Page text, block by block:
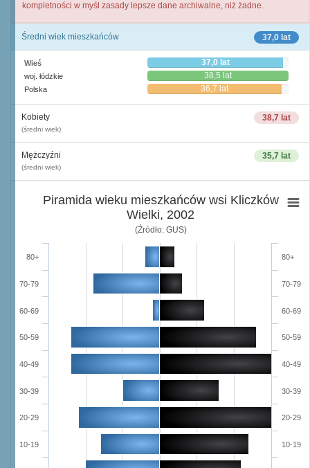
kompletności w myśl zasady lepsze dane archiwalne, niż żadne.
37,0 lat
Średni wiek mieszkańców
Wieś 37,0 lat
woj. łódzkie 38,5 lat
Polska 36,7 lat
38,7 lat
Kobiety
(średni wiek)
35,7 lat
Mężczyźni
(średni wiek)
Piramida wieku mieszkańców wsi Kliczków
Wielki, 2002
(Źródło: GUS)
10-19
20-29
30-39
40-49
50-59
60-69
70-79
80+
10-19
20-29
30-39
40-49
50-59
60-69
70-79
80+